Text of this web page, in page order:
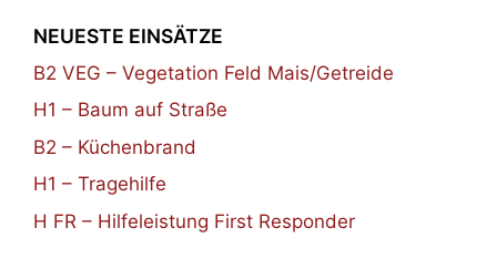
NEUESTE EINSÄTZE
B2 VEG – Vegetation Feld Mais/Getreide
H1 – Baum auf Straße
B2 – Küchenbrand
H1 – Tragehilfe
H FR – Hilfeleistung First Responder